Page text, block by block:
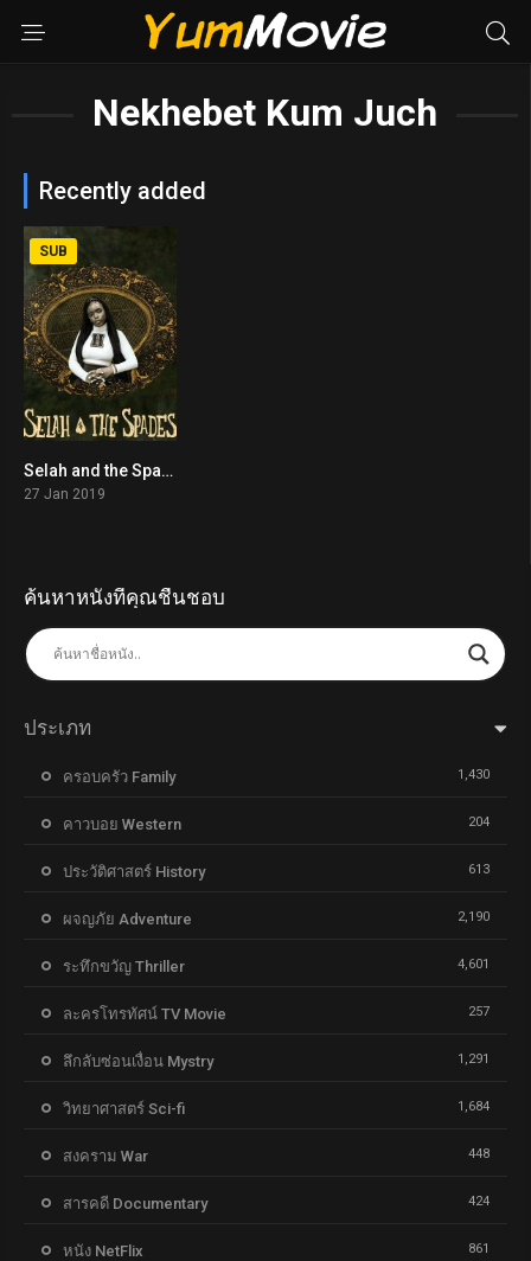
Nekhebet Kum Juch
Recently added
4.4
SUB
Selah and the Spades (2019)
27 Jan 2019
ค้นหาหนังที่คุณชื่นชอบ
ประเภท
ครอบครัว Family 1,430
คาวบอย Western 204
ประวัติศาสตร์ History 613
ผจญภัย Adventure 2,190
ระทึกขวัญ Thriller 4,601
ละครโทรทัศน์ TV Movie 257
ลึกลับซ่อนเงื่อน Mystry 1,291
วิทยาศาสตร์ Sci-fi 1,684
สงคราม War 448
สารคดี Documentary 424
หนัง NetFlix 861